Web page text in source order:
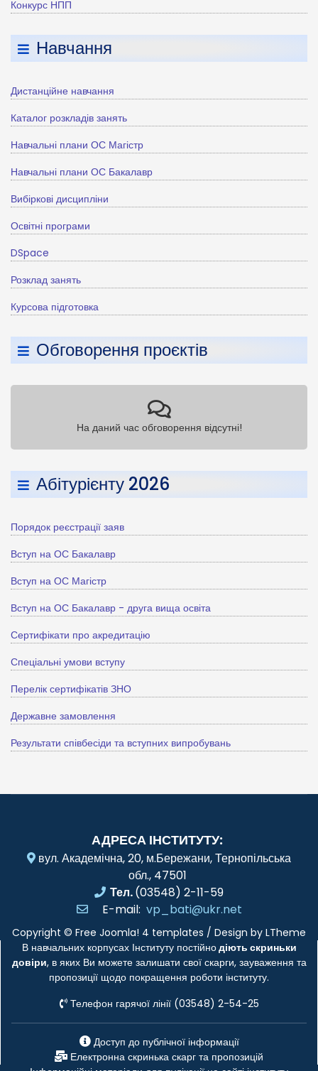
Конкурс НПП
Навчання
Дистанційне навчання
Каталог розкладів занять
Навчальні плани ОС Магістр
Навчальні плани ОС Бакалавр
Вибіркові дисципліни
Освітні програми
DSpace
Розклад занять
Курсова підготовка
Обговорення проєктів
На даний час обговорення відсутні!
Абітурієнту 2026
Порядок реєстрації заяв
Вступ на ОС Бакалавр
Вступ на ОС Магістр
Вступ на ОС Бакалавр - друга вища освіта
Сертифікати про акредитацію
Спеціальні умови вступу
Перелік сертифікатів ЗНО
Державне замовлення
Результати співбесіди та вступних випробувань
АДРЕСА ІНСТИТУТУ:
вул. Академічна, 20, м.Бережани, Тернопільська
обл., 47501
Тел.(03548) 2-11-59
E-mail: vp_bati@ukr.net
Copyright © Free Joomla! 4 templates / Design by LTheme
В навчальних корпусах Інституту постійнодіють скриньки
довіри, в яких Ви можете залишати свої скарги, зауваження та
пропозиції щодо покращення роботи інституту.
Телефон гарячої лінії (03548) 2-54-25
Доступ до публічної інформації
Електронна скринька скарг та пропозицій